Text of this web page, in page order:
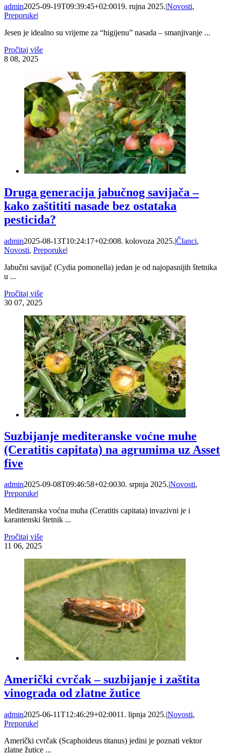
admin2025-09-19T09:39:45+02:0019. rujna 2025.|Novosti,
Preporuke|
Jesen je idealno su vrijeme za “higijenu” nasada – smanjivanje ...
Pročitaj više
8 08, 2025
Druga generacija jabučnog savijača –
kako zaštititi nasade bez ostataka
pesticida?
admin2025-08-13T10:24:17+02:008. kolovoza 2025.|Članci,
Novosti, Preporuke|
Jabučni savijač (Cydia pomonella) jedan je od najopasnijih štetnika
u ...
Pročitaj više
30 07, 2025
Suzbijanje mediteranske voćne muhe
(Ceratitis capitata) na agrumima uz Asset
five
admin2025-09-08T09:46:58+02:0030. srpnja 2025. Novosti,
Preporuke
Mediteranska voćna muha (Ceratitis capitata) invazivni je i
karantenski štetnik ...
Pročitaj više
11 06, 2025
Američki cvrčak – suzbijanje i zaštita
vinograda od zlatne žutice
admin2025-06-11T12:46:29+02:0011. lipnja 2025.|Novosti,
Preporuke|
Američki cvrčak (Scaphoideus titanus) jedini je poznati vektor
zlatne žutice ...